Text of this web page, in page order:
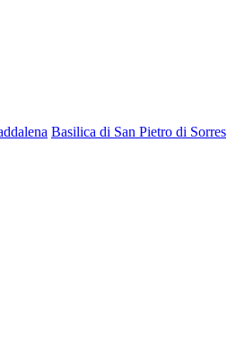
Basilica di San Pietro di Sorres